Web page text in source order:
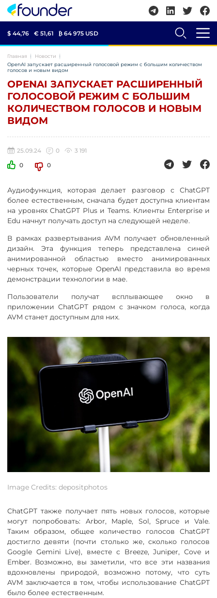
$ 44,76 € 51,61 ₿ 64 975 USD
Главная
Новости
OpenAI запускает расширенный голосовой режим с большим количеством
голосов и новым видом
OPENAI ЗАПУСКАЕТ РАСШИРЕННЫЙ
ГОЛОСОВОЙ РЕЖИМ С БОЛЬШИМ
КОЛИЧЕСТВОМ ГОЛОСОВ И НОВЫМ
ВИДОМ
25.09.24 0
3 191
0
0
Аудиофункция, которая делает разговор с ChatGPT
более естественным, сначала будет доступна клиентам
на уровнях ChatGPT Plus и Teams. Клиенты Enterprise и
Edu начнут получать доступ на следующей неделе.
В рамках развертывания AVM получает обновленный
дизайн. Эта функция теперь представлена ​​синей
анимированной областью вместо анимированных
черных точек, которые OpenAI представила во время
демонстрации технологии в мае.
Пользователи получат всплывающее окно в
приложении ChatGPT рядом с значком голоса, когда
AVM станет доступным для них.
Image Credits: depositphotos
ChatGPT также получает пять новых голосов, которые
могут попробовать: Arbor, Maple, Sol, Spruce и Vale.
Таким образом, общее количество голосов ChatGPT
достигло девяти (почти столько же, сколько голосов
Google Gemini Live), вместе с Breeze, Juniper, Cove и
Ember. Возможно, вы заметили, что все эти названия
вдохновлены природой, возможно потому, что суть
AVM заключается в том, чтобы использование ChatGPT
было более естественным.